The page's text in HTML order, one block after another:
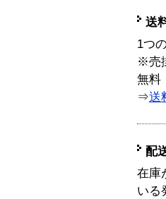
送
1つ
※売
無料
⇒送
配
在庫
いる